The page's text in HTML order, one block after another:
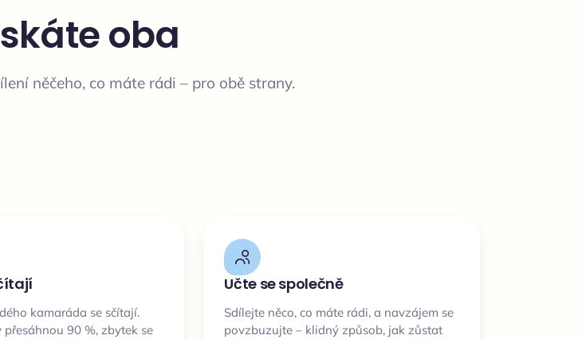
oba
něčeho, co máte rádi – pro obě strany.
kamaráda se sčítají.
přesáhnou 90 %, zbytek se
Učte se společně
Sdílejte něco, co máte rádi, a navzájem se
povzbuzujte – klidný způsob, jak zůstat